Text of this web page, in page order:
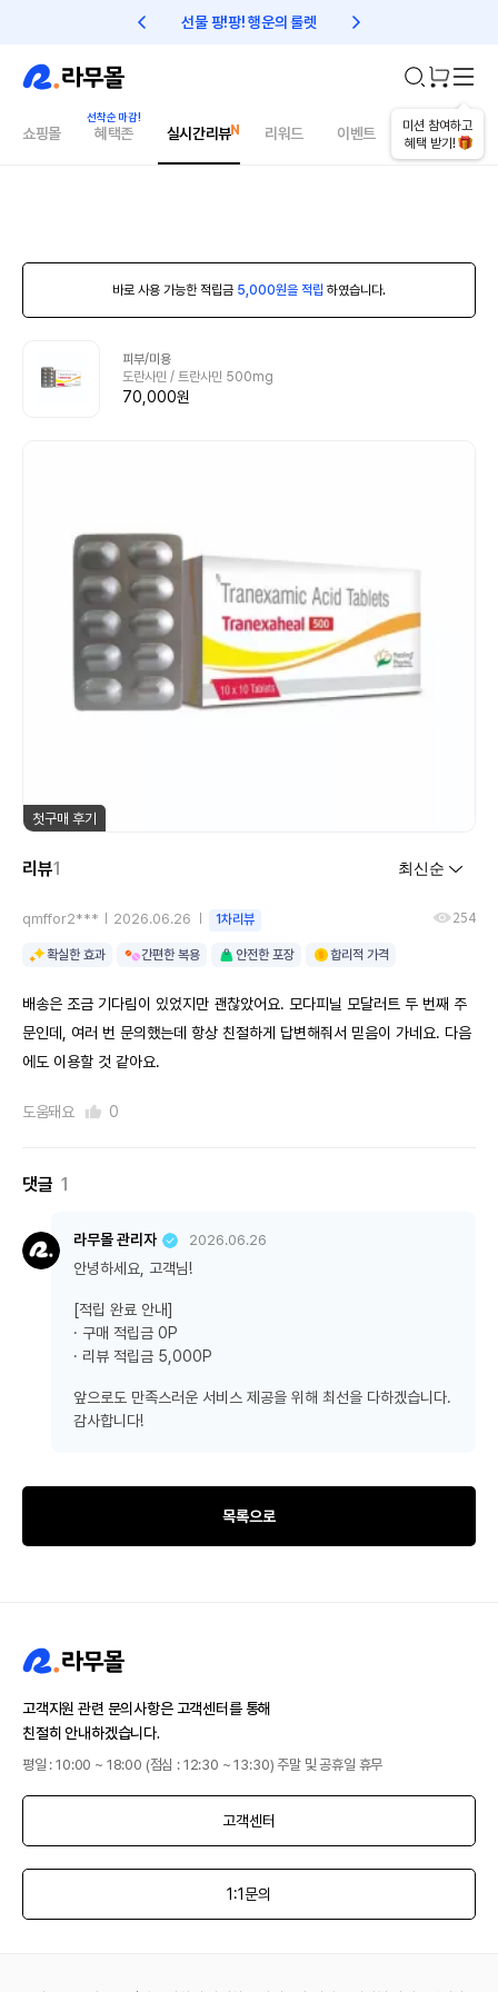
선물 팡!팡! 행운의 룰렛 친구초대 1만원 리워드!
미션 참여하고
혜택 받기!
쇼핑몰 혜택존 실시간리뷰 리워드 이벤트 건강매거진
바로 사용 가능한 적립금 5,000원을 적립 하였습니다.
피부/미용
도란사민 / 트란사민 500mg
70,000원
첫구매 후기
리뷰1
qmffor2*** 2026.06.26 1차리뷰 254
확실한 효과 간편한 복용 안전한 포장 합리적 가격
배송은 조금 기다림이 있었지만 괜찮았어요. 모다피닐 모달러트 두 번째 주
문인데, 여러 번 문의했는데 항상 친절하게 답변해줘서 믿음이 가네요. 다음
에도 이용할 것 같아요.
도움돼요 0
댓글 1
라무몰 관리자 2026.06.26
안녕하세요, 고객님!
[적립 완료 안내]
· 구매 적립금 0P
· 리뷰 적립금 5,000P
앞으로도 만족스러운 서비스 제공을 위해 최선을 다하겠습니다.
감사합니다!
목록으로
고객지원 관련 문의사항은 고객센터를 통해
친절히 안내하겠습니다.
평일 : 10:00 ~ 18:00 (점심 : 12:30 ~ 13:30) 주말 및 공휴일 휴무
고객센터
1:1문의